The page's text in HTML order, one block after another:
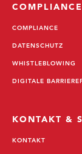
COMPLIANCE
COMPLIANCE
DATENSCHUTZ
WHISTLEBLOWING
DIGITALE
KONTAKT &
KONTAKT